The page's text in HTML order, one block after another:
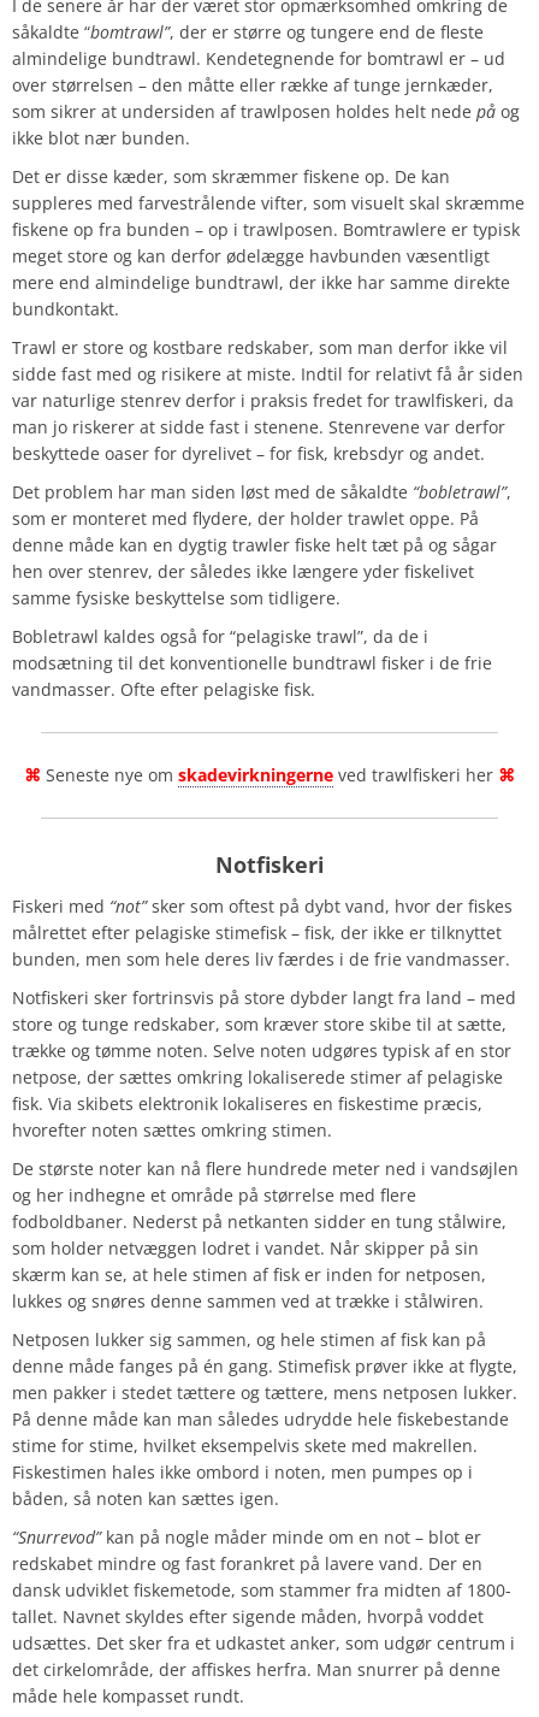
I de senere år har der været stor opmærksomhed omkring de
såkaldte “bomtrawl”, der er større og tungere end de fleste
almindelige bundtrawl. Kendetegnende for bomtrawl er – ud
over størrelsen – den måtte eller række af tunge jernkæder,
som sikrer at undersiden af trawlposen holdes helt nede på og
ikke blot nær bunden.
Det er disse kæder, som skræmmer fiskene op. De kan
suppleres med farvestrålende vifter, som visuelt skal skræmme
fiskene op fra bunden – op i trawlposen. Bomtrawlere er typisk
meget store og kan derfor ødelægge havbunden væsentligt
mere end almindelige bundtrawl, der ikke har samme direkte
bundkontakt.
Trawl er store og kostbare redskaber, som man derfor ikke vil
sidde fast med og risikere at miste. Indtil for relativt få år siden
var naturlige stenrev derfor i praksis fredet for trawlfiskeri, da
man jo riskerer at sidde fast i stenene. Stenrevene var derfor
beskyttede oaser for dyrelivet – for fisk, krebsdyr og andet.
Det problem har man siden løst med de såkaldte “bobletrawl”,
som er monteret med flydere, der holder trawlet oppe. På
denne måde kan en dygtig trawler fiske helt tæt på og sågar
hen over stenrev, der således ikke længere yder fiskelivet
samme fysiske beskyttelse som tidligere.
Bobletrawl kaldes også for “pelagiske trawl”, da de i
modsætning til det konventionelle bundtrawl fisker i de frie
vandmasser. Ofte efter pelagiske fisk.
⌘ Seneste nye om skadevirkningerne ved trawlfiskeri her ⌘
Notfiskeri
Fiskeri med “not”sker som oftest på dybt vand, hvor der fiskes
målrettet efter pelagiske stimefisk – fisk, der ikke er tilknyttet
bunden, men som hele deres liv færdes i de frie vandmasser.
Notfiskeri sker fortrinsvis på store dybder langt fra land – med
store og tunge redskaber, som kræver store skibe til at sætte,
trække og tømme noten. Selve noten udgøres typisk af en stor
netpose, der sættes omkring lokaliserede stimer af pelagiske
fisk. Via skibets elektronik lokaliseres en fiskestime præcis,
hvorefter noten sættes omkring stimen.
De største noter kan nå flere hundrede meter ned i vandsøjlen
og her indhegne et område på størrelse med flere
fodboldbaner. Nederst på netkanten sidder en tung stålwire,
som holder netvæggen lodret i vandet. Når skipper på sin
skærm kan se, at hele stimen af fisk er inden for netposen,
lukkes og snøres denne sammen ved at trække i stålwiren.
Netposen lukker sig sammen, og hele stimen af fisk kan på
denne måde fanges på én gang. Stimefisk prøver ikke at flygte,
men pakker i stedet tættere og tættere, mens netposen lukker.
På denne måde kan man således udrydde hele fiskebestande
stime for stime, hvilket eksempelvis skete med makrellen.
Fiskestimen hales ikke ombord i noten, men pumpes op i
båden, så noten kan sættes igen.
“Snurrevod”kan på nogle måder minde om en not – blot er
redskabet mindre og fast forankret på lavere vand. Der en
dansk udviklet fiskemetode, som stammer fra midten af 1800-
tallet. Navnet skyldes efter sigende måden, hvorpå voddet
udsættes. Det sker fra et udkastet anker, som udgør centrum i
det cirkelområde, der affiskes herfra. Man snurrer på denne
måde hele kompasset rundt.